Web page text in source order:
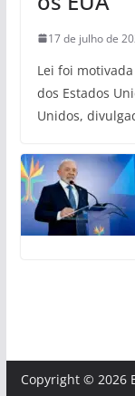
17 de julho de
Lei foi
dos Estados
Unidos,
Copyright © 2026